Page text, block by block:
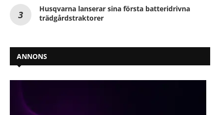
Husqvarna lanserar sina första batteridrivna
trädgårdstraktorer
ANNONS